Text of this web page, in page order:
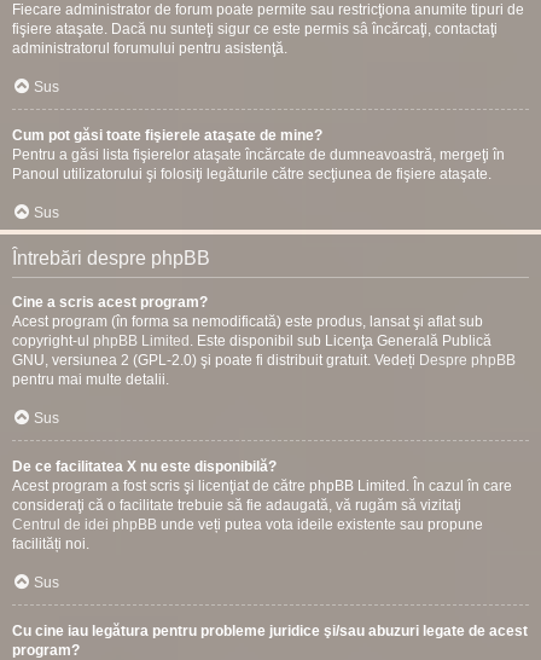
Fiecare administrator de forum poate permite sau restricţiona anumite tipuri de
fişiere ataşate. Dacă nu sunteţi sigur ce este permis sâ încărcaţi, contactaţi
administratorul forumului pentru asistenţă.
Sus
Cum pot găsi toate fişierele ataşate de mine?
Pentru a găsi lista fişierelor ataşate încărcate de dumneavoastră, mergeţi în
Panoul utilizatorului şi folosiţi legăturile către secţiunea de fişiere ataşate.
Sus
Întrebări despre phpBB
Cine a scris acest program?
Acest program (în forma sa nemodificată) este produs, lansat şi aflat sub
copyright-ul phpBB Limited . Este disponibil sub Licenţa Generală Publică
GNU, versiunea 2 (GPL-2.0) şi poate fi distribuit gratuit. Vedeți Despre phpBB
pentru mai multe detalii.
Sus
De ce facilitatea X nu este disponibilă?
Acest program a fost scris şi licenţiat de către phpBB Limited. În cazul în care
consideraţi că o facilitate trebuie să fie adaugată, vă rugăm să vizitaţi
Centrul de idei phpBB unde veți putea vota ideile existente sau propune
facilități noi.
Sus
Cu cine iau legătura pentru probleme juridice şi/sau abuzuri legate de acest
program?